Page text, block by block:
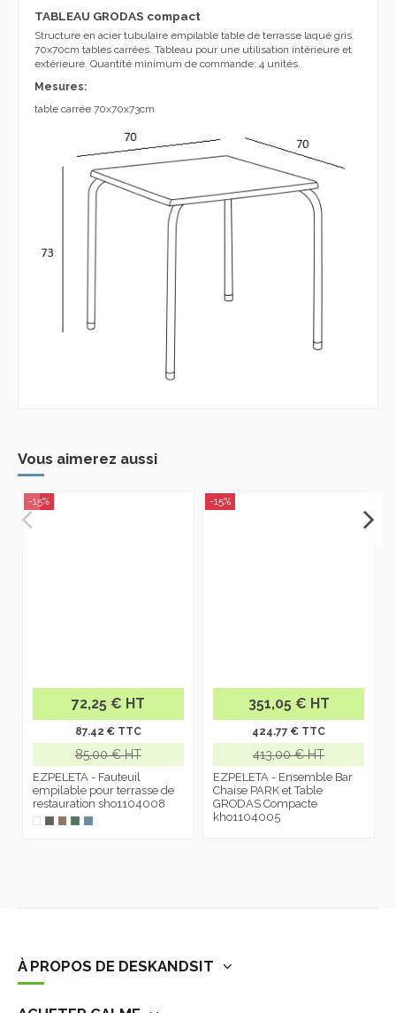
TABLEAU GRODAS compact
Structure en acier tubulaire empilable table de terrasse laqué gris.
70x70cm tables carrées. Tableau pour une utilisation intérieure et
extérieure. Quantité minimum de commande: 4 unités.
Mesures:
table carrée 70x70x73cm
Vous aimerez aussi
-15%
72,25 € HT
87.42 € TTC
85,00 € HT
EZPELETA - Fauteuil
empilable pour terrasse de
restauration sho1104008
-15%
351,05 € HT
424.77 € TTC
413,00 € HT
EZPELETA - Ensemble Bar
Chaise PARK et Table
GRODAS Compacte
kho1104005
À PROPOS DE DESKANDSIT